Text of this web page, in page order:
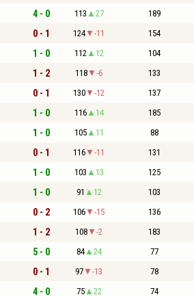
4 - 0 113 27 189
0 - 1 124 -11 154
1 - 0 112 12 104
1 - 2 118 -6 133
0 - 1 130 -12 137
1 - 0 116 14 185
1 - 0 105 11 88
0 - 1 116 -11 131
1 - 0 103 13 125
1 - 0 91 12 103
0 - 2 106 -15 136
1 - 2 108 -2 183
5 - 0 84 24 77
0 - 1 97 -13 78
4 - 0 75 22 74